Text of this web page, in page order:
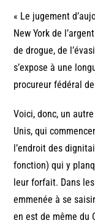
« Le jugement
New York de
de drogue, de
s’expose à une
procureur fédéral
Voici, donc, un
Unis, qui
l’endroit des
fonction) qui y
leur forfait. Dans
emmenée à se
en est de même du